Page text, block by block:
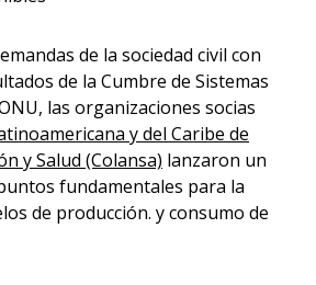
de la sociedad civil con
de la Cumbre de Sistemas
las organizaciones socias
y del Caribe de
y Salud (Colansa) lanzaron un
fundamentales para la
de producción. y consumo de